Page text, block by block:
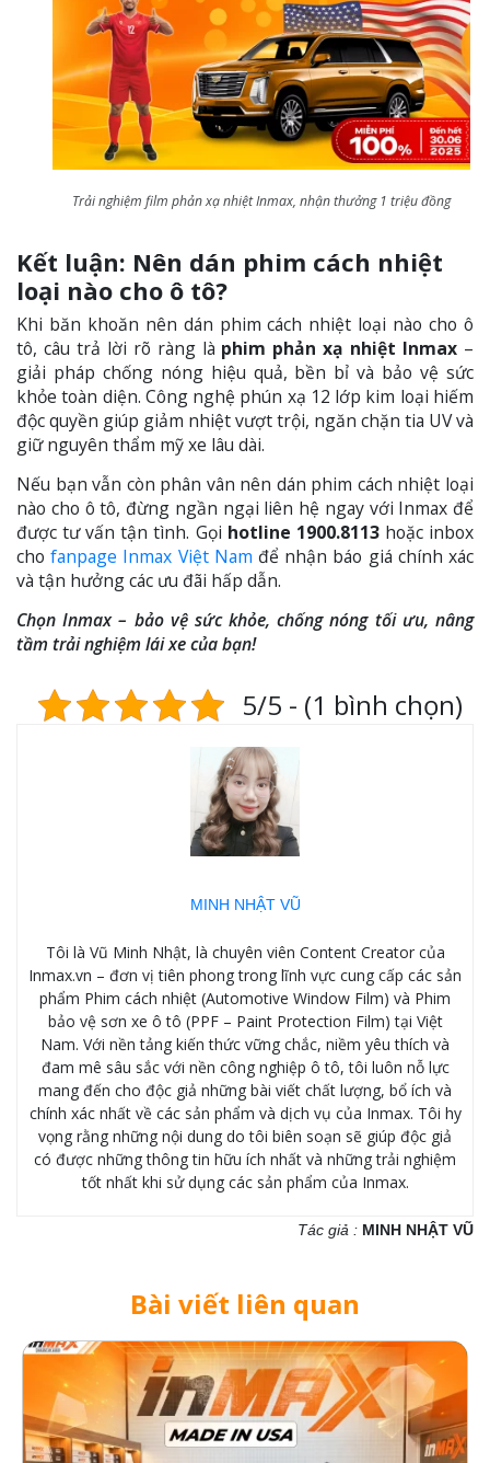
Trải nghiệm film phản xạ nhiệt Inmax, nhận thưởng 1 triệu đồng
Kết luận: Nên dán phim cách nhiệt
loại nào cho ô tô?
Khi băn khoăn nên dán phim cách nhiệt loại nào cho ô
tô, câu trả lời rõ ràng là phim phản xạ nhiệt Inmax –
giải pháp chống nóng hiệu quả, bền bỉ và bảo vệ sức
khỏe toàn diện. Công nghệ phún xạ 12 lớp kim loại hiếm
độc quyền giúp giảm nhiệt vượt trội, ngăn chặn tia UV và
giữ nguyên thẩm mỹ xe lâu dài.
Nếu bạn vẫn còn phân vân nên dán phim cách nhiệt loại
nào cho ô tô, đừng ngần ngại liên hệ ngay với Inmax để
được tư vấn tận tình. Gọi hotline 1900.8113hoặc inbox
chofanpage Inmax Việt Nam để nhận báo giá chính xác
và tận hưởng các ưu đãi hấp dẫn.
Chọn Inmax – bảo vệ sức khỏe, chống nóng tối ưu, nâng
tầm trải nghiệm lái xe của bạn!
5/5 - (1 bình chọn)
MINH NHẬT VŨ
Tôi là Vũ Minh Nhật, là chuyên viên Content Creator của
Inmax.vn – đơn vị tiên phong trong lĩnh vực cung cấp các sản
phẩm Phim cách nhiệt (Automotive Window Film) và Phim
bảo vệ sơn xe ô tô (PPF – Paint Protection Film) tại Việt
Nam. Với nền tảng kiến thức vững chắc, niềm yêu thích và
đam mê sâu sắc với nền công nghiệp ô tô, tôi luôn nỗ lực
mang đến cho độc giả những bài viết chất lượng, bổ ích và
chính xác nhất về các sản phẩm và dịch vụ của Inmax. Tôi hy
vọng rằng những nội dung do tôi biên soạn sẽ giúp độc giả
có được những thông tin hữu ích nhất và những trải nghiệm
tốt nhất khi sử dụng các sản phẩm của Inmax.
Tác giả : MINH NHẬT VŨ
Bài viết liên quan